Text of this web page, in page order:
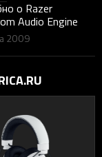
о Razer
Audio Engine
2009